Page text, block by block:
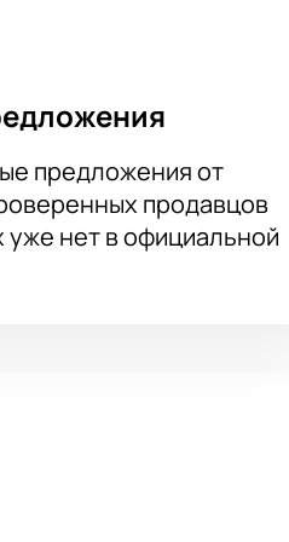
от Алены Васиной и Полины
Москва, ул. Большая
онлайн?
разделе сайта. Ответы на
предложения от
продавцов
нет в официальной